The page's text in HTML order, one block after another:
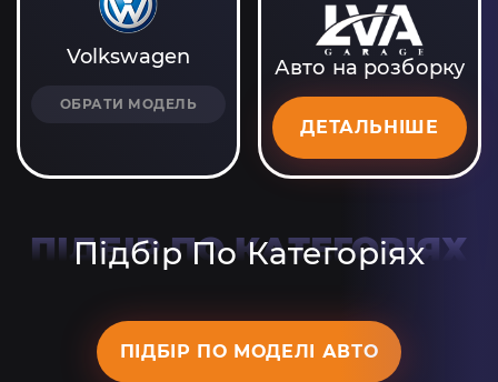
Volkswagen
ОБРАТИ МОДЕЛЬ
Авто на розборку
ДЕТАЛЬНІШЕ
Підбір По Категоріях
ПІДБІР ПО КАТЕГОРІЯХ
ПІДБІР ПО МОДЕЛІ АВТО